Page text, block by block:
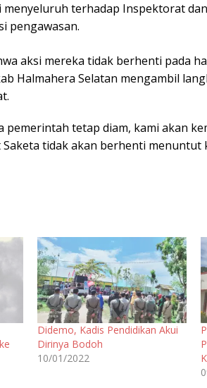
terhadap Inspektorat
pengawasan.
aksi mereka tidak berhenti pada
Halmahera Selatan mengambil
pemerintah tetap diam, kami akan
tidak akan berhenti menuntut
Didemo, Kadis Pendidikan Akui
Dirinya Bodoh
10/01/2022